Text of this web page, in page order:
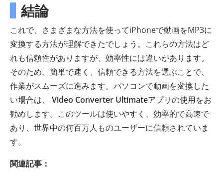
結論
これで、さまざまな方法を使ってiPhoneで動画をMP3に
変換する方法が理解できたでしょう。これらの方法はど
れも信頼性がありますが、効率性には違いがあります。
そのため、簡単で速く、信頼できる方法を選ぶことで、
作業がスムーズに進みます。パソコンで動画を変換した
い場合は、 Video Converter Ultimateアプリの使用をお
勧めします。このツールは使いやすく、効率的で高速で
あり、世界中の何百万人ものユーザーに信頼されていま
す。
関連記事：